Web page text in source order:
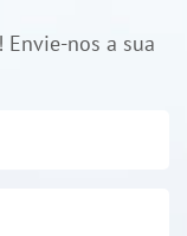
Envie-nos a sua